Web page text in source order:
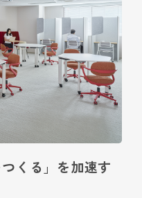
くる」を加速す